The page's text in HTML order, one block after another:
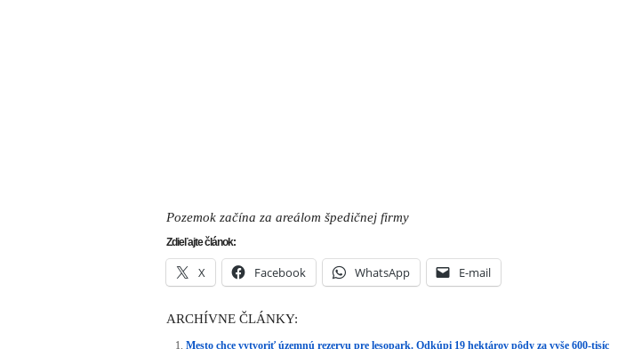
Pozemok začína za areálom špedičnej firmy
Zdieľajte článok:
X Facebook WhatsApp E-mail
ARCHÍVNE ČLÁNKY:
Mesto chce vytvoriť územnú rezervu pre lesopark. Odkúpi 19 hektárov pôdy za vyše 600-tisíc